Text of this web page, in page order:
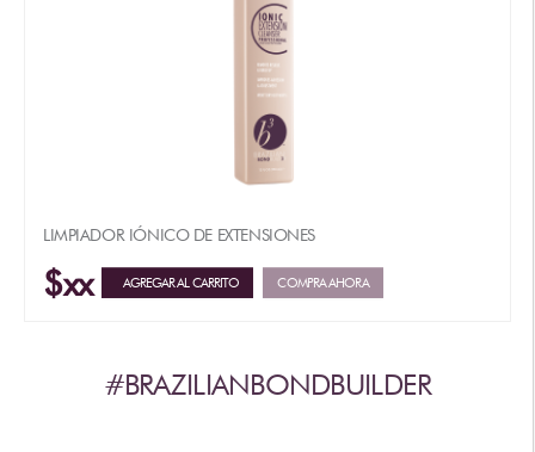
LIMPIADOR IÓNICO DE EXTENSIONES
$xx AGREGAR AL CARRITO COMPRA AHORA
#BRAZILIANBONDBUILDER